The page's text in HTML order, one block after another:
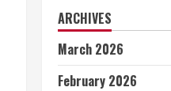
ARCHIVES
March 2026
February 2026